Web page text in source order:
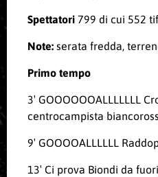
Spettatori 799 di cui 552
Note: serata fredda,
Primo tempo
3′ GOOOOOOALLLLLLL
centrocampista
9′ GOOOOALLLLLL
13′ Ci prova Biondi da